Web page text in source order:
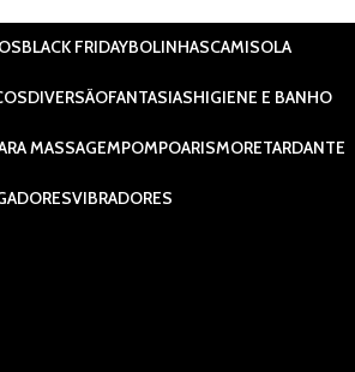
BLACK FRIDAYBOLINHASCAMISOLA
DIVERSÃOFANTASIASHIGIENE E BANHO
MASSAGEMPOMPOARISMORETARDANTE
VIBRADORES